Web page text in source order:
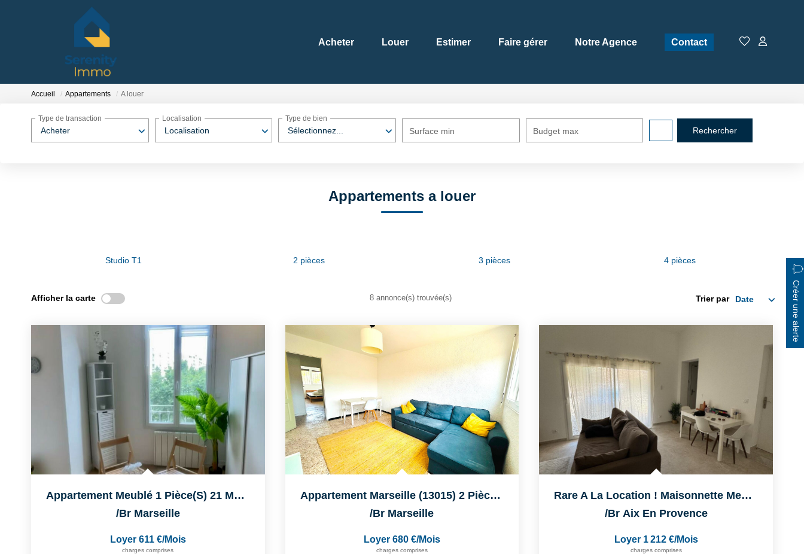
Acheter Louer Estimer Faire gérer Notre Agence Contact
Accueil Appartements A louer
Acheter
Type de transaction
Localisation
Localisation
Sélectionnez...
Type de bien
Surface min Budget max
Appartements a louer
Studio T1 2 pièces 3 pièces 4 pièces
Créer une alerte
Afficher la carte 8 annonce(s) trouvée(s) Trier par
Appartement Meublé 1 Pièce(s) 21 M2 MARSEILLE 13005
/br Marseille
Loyer 611 €/mois
charges comprises
Appartement Marseille (13015) 2 Pièce(s) 42.04 M2
/br Marseille
Loyer 680 €/mois
charges comprises
Rare A La Location ! Maisonnette Meublé Sur Aix En Provence...
/br Aix En Provence
Loyer 1 212 €/mois
charges comprises